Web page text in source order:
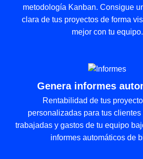
metodología Kanban. Consigue
clara de tus proyectos de forma
mejor con tu equipo.
Genera informes
Rentabilidad de tus
personalizadas para tus
trabajadas y gastos de tu equipo
informes automáticos de